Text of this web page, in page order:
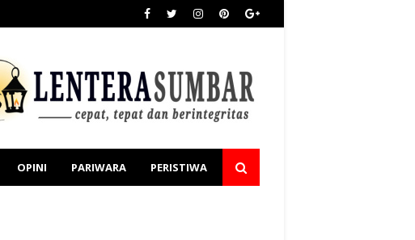
OPINI PARIWARA PERISTIWA